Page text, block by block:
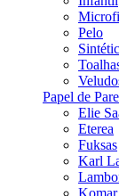
Pelo
Papel de
Elie
Eterea
Fuksas
Karl
Komar